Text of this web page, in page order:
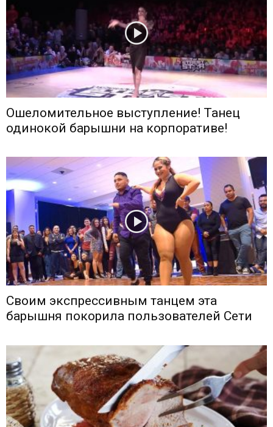
Ошеломительное выступление! Танец
одинокой барышни на корпоративе!
Своим экспрессивным танцем эта
барышня покорила пользователей Сети